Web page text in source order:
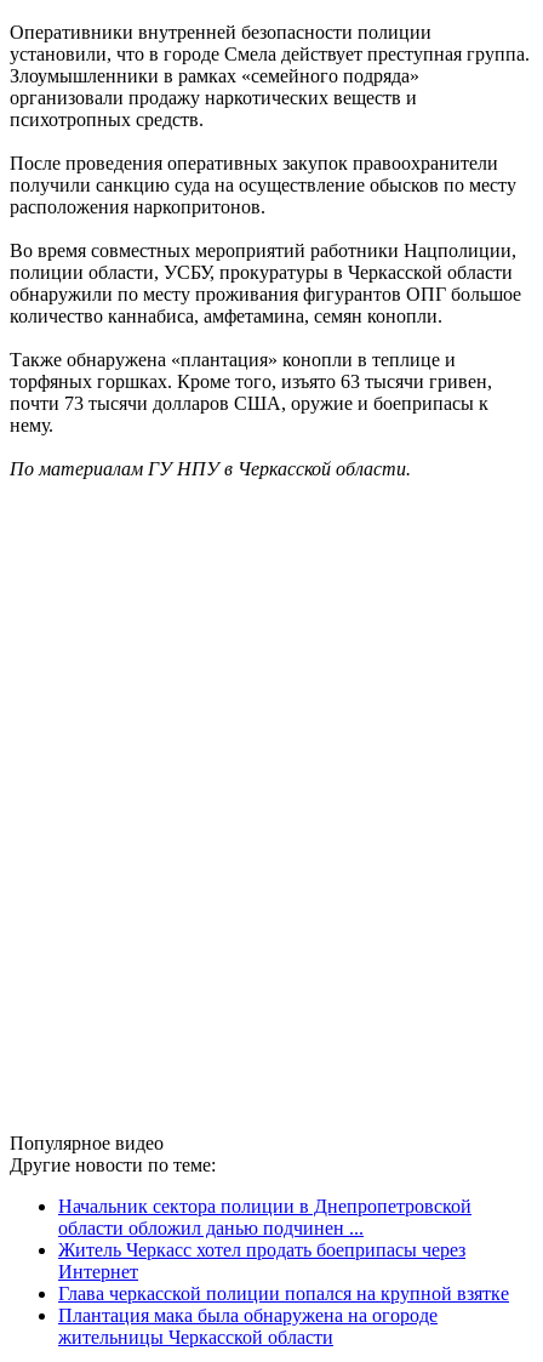
Оперативники внутренней безопасности полиции
установили, что в городе Смела действует преступная группа.
Злоумышленники в рамках «семейного подряда»
организовали продажу наркотических веществ и
психотропных средств.
После проведения оперативных закупок правоохранители
получили санкцию суда на осуществление обысков по месту
расположения наркопритонов.
Во время совместных мероприятий работники Нацполиции,
полиции области, УСБУ, прокуратуры в Черкасской области
обнаружили по месту проживания фигурантов ОПГ большое
количество каннабиса, амфетамина, семян конопли.
Также обнаружена «плантация» конопли в теплице и
торфяных горшках. Кроме того, изъято 63 тысячи гривен,
почти 73 тысячи долларов США, оружие и боеприпасы к
нему.
По материалам ГУ НПУ в Черкасской области.
Популярное видео
Другие новости по теме:
Начальник сектора полиции в Днепропетровской
области обложил данью подчинен ...
Житель Черкасс хотел продать боеприпасы через
Интернет
Глава черкасской полиции попался на крупной взятке
Плантация мака была обнаружена на огороде
жительницы Черкасской области